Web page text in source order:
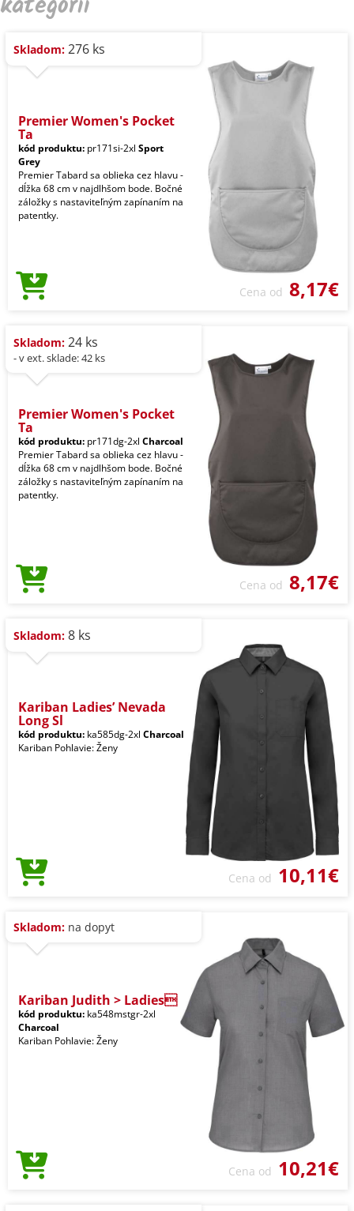
Skladom: 276 ks
Premier Women's Pocket
Ta
kód produktu: pr171si-2xl Sport
Grey
Premier Tabard sa oblieka cez hlavu -
dĺžka 68 cm v najdlhšom bode. Bočné
záložky s nastaviteľným zapínaním na
patentky.
Cena od 8,17€
Skladom: 24 ks
- v ext. sklade: 42 ks
Premier Women's Pocket
Ta
kód produktu: pr171dg-2xl Charcoal
Premier Tabard sa oblieka cez hlavu -
dĺžka 68 cm v najdlhšom bode. Bočné
záložky s nastaviteľným zapínaním na
patentky.
Cena od 8,17€
Skladom: 8 ks
Kariban Ladies’ Nevada
Long Sl
kód produktu: ka585dg-2xl Charcoal
Kariban Pohlavie: Ženy
Cena od 10,11€
Skladom: na dopyt
Kariban Judith > Ladies
kód produktu: ka548mstgr-2xl
Charcoal
Kariban Pohlavie: Ženy
Cena od 10,21€